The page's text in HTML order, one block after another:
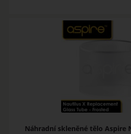
Náhradní skleněné tělo Aspire